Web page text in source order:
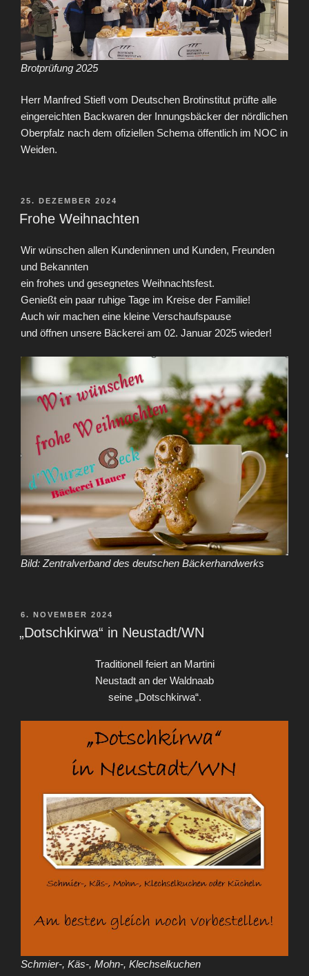
Brotprüfung 2025
Herr Manfred Stiefl vom Deutschen Brotinstitut prüfte alle
eingereichten Backwaren der Innungsbäcker der nördlichen
Oberpfalz nach dem ofiziellen Schema öffentlich im NOC in
Weiden.
VERÖFFENTLICHT
AM
25. DEZEMBER 2024
Frohe Weihnachten
Wir wünschen allen Kundeninnen und Kunden, Freunden
und Bekannten
ein frohes und gesegnetes Weihnachtsfest.
Genießt ein paar ruhige Tage im Kreise der Familie!
Auch wir machen eine kleine Verschaufspause
und öffnen unsere Bäckerei am 02. Januar 2025 wieder!
Bild: Zentralverband des deutschen Bäckerhandwerks
VERÖFFENTLICHT
AM
6. NOVEMBER 2024
„Dotschkirwa“ in Neustadt/WN
Traditionell feiert an Martini
Neustadt an der Waldnaab
seine „Dotschkirwa“.
Schmier-, Käs-, Mohn-, Klechselkuchen